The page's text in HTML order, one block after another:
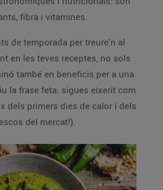
fibra i vitamines.
de temporada per treure'n al
en les teves receptes, no sols
també en beneficis per a una
la frase feta: sigues eixerit com
dels primers dies de calor i dels
del mercat!).